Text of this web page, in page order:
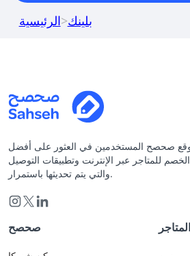
الرئيسية>بلينك
صحصح المستخدمين في العثور على أفضل
الخصم للمتاجر عبر الإنترنت وتطبيقات التوصيل
والتي يتم تحديثها باستمرار.
صحصح المتاجر